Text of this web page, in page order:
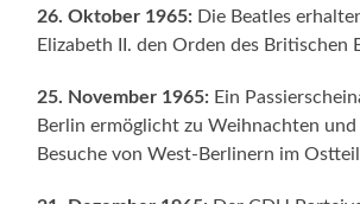
26. Oktober 1965: Die Beatles
Elizabeth II. den Orden des Britischen
25. November 1965: Ein
Berlin ermöglicht zu Weihnachten
Besuche von West-Berlinern im